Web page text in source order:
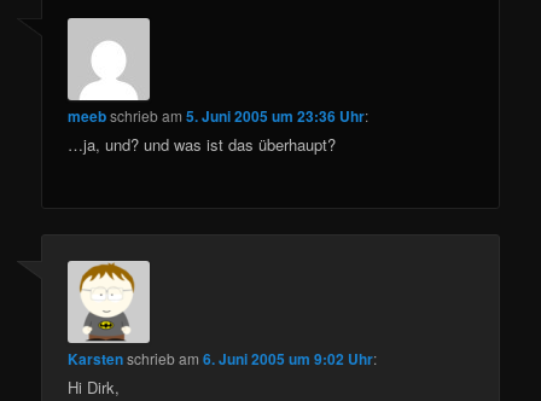
meebschriebam5. Juni 2005 um 23:36 Uhr:
…ja, und? und was ist das überhaupt?
Karstenschriebam6. Juni 2005 um 9:02 Uhr:
Hi Dirk,